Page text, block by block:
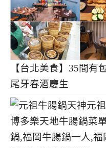
【台北美食】35間有
尾牙春酒慶生